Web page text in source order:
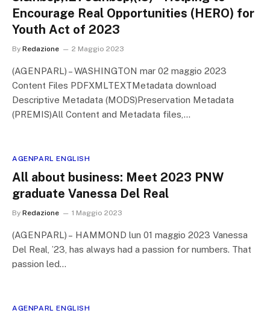
Encourage Real Opportunities (HERO) for
Youth Act of 2023
By Redazione 2 Maggio 2023
(AGENPARL) – WASHINGTON mar 02 maggio 2023
Content Files PDFXMLTEXTMetadata download
Descriptive Metadata (MODS)Preservation Metadata
(PREMIS)All Content and Metadata files,…
AGENPARL ENGLISH
All about business: Meet 2023 PNW
graduate Vanessa Del Real
By Redazione 1 Maggio 2023
(AGENPARL) – HAMMOND lun 01 maggio 2023 Vanessa
Del Real, ’23, has always had a passion for numbers. That
passion led…
AGENPARL ENGLISH